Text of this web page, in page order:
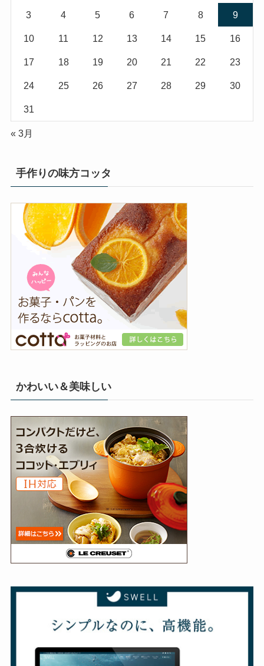
3 4 5 6 7 8 9
10 11 12 13 14 15 16
17 18 19 20 21 22 23
24 25 26 27 28 29 30
31
« 3月
手作りの味方コッタ
かわいい＆美味しい